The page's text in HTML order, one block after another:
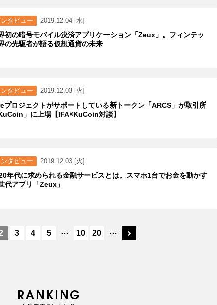
タビュー 2019.12.04 [水]
初の暗号モバイル決済アプリケーション「Zeux」。フィンテッ
の先駆者が語る仮想通貨の未来
タビュー 2019.12.03 [火]
プロジェクトがサポートしている新トークン「ARCS」が取引所
KuCoin」に上場【IFA×KuCoin対談】
タビュー 2019.12.03 [火]
年代に求められる金融サービスとは。スマホ1台でお金を動かす
代アプリ「Zeux」
3 4 5 … 10 20 …